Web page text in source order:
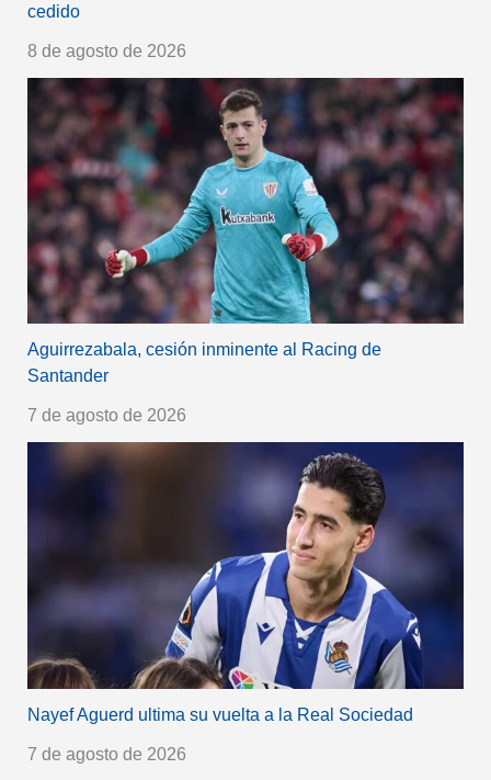
cedido
8 de agosto de 2026
Aguirrezabala, cesión inminente al Racing de
Santander
7 de agosto de 2026
Nayef Aguerd ultima su vuelta a la Real Sociedad
7 de agosto de 2026